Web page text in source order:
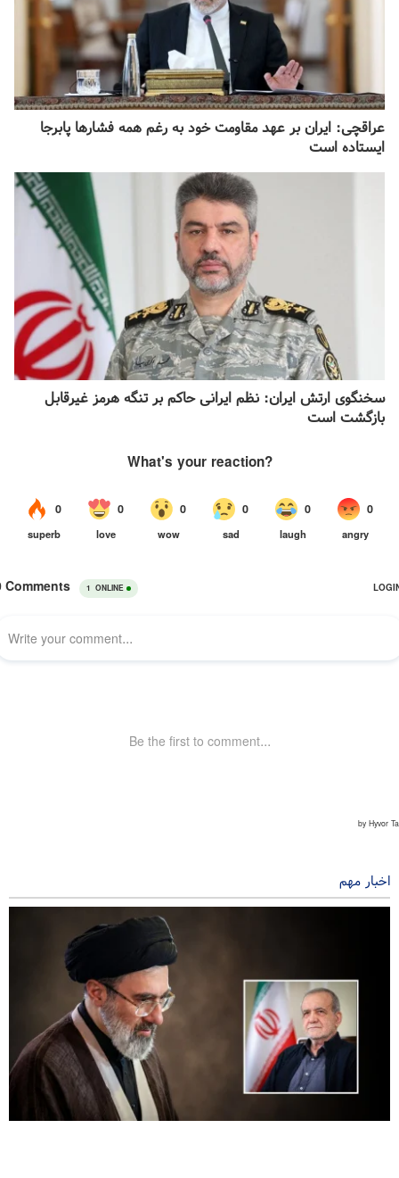
عراقچی: ایران بر عهد مقاومت خود به رغم همه فشارها پابرجا
ایستاده است
سخنگوی ارتش ایران: نظم ایرانی حاکم بر تنگه هرمز غیرقابل
بازگشت است
اخبار مهم